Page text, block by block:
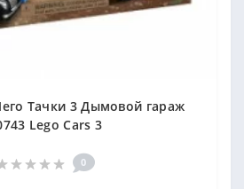
Тачки 3 Дымовой гараж
Lego Cars 3
0